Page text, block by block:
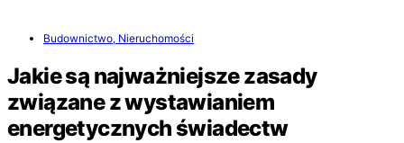
Budownictwo, Nieruchomości
Jakie są najważniejsze zasady
związane z wystawianiem
energetycznych świadectw